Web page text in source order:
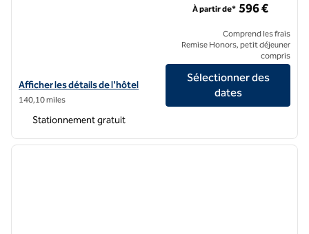
Afficher les détails de l'hôtel Villa Spalletti Trivelli, a SLH Hotel
Afficher les détails de l'hôtel
140,10 miles
À partir de* 596 €
Comprend les frais
Remise Honors, petit déjeuner
compris
Sélectionner des
dates
Stationnement gratuit
1 sur 12